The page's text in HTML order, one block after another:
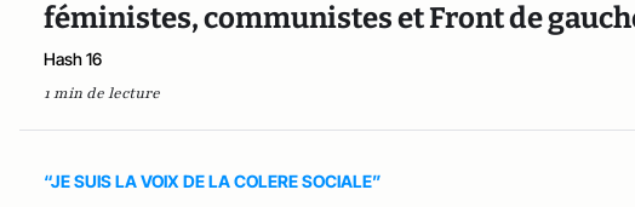
féministes, communistes et Front de
Hash 16
1 min de lecture
“JE SUIS LA VOIX DE LA COLERE SOCIALE”